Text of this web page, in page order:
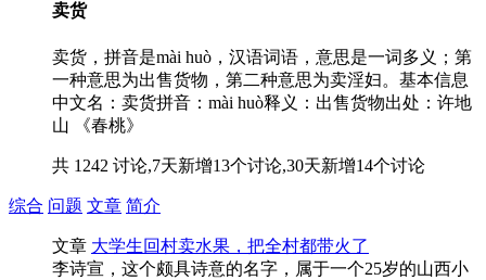
卖货
卖货，拼音是mài huò，汉语词语，意思是一词多义；第
一种意思为出售货物，第二种意思为卖淫妇。基本信息
中文名：卖货拼音：mài huò释义：出售货物出处：许地
山 《春桃》
共 1242 讨论,7天新增13个讨论,30天新增14个讨论
综合 问题 文章 简介
文章 大学生回村卖水果，把全村都带火了
李诗宣，这个颇具诗意的名字，属于一个25岁的山西小